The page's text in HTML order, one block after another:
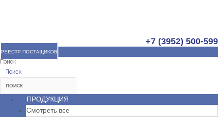
+7 (3952) 500-599
РЕЕСТР ПОСТАЩИКОВ
Поиск
Поиск
ПРОДУКЦИЯ
Смотреть все